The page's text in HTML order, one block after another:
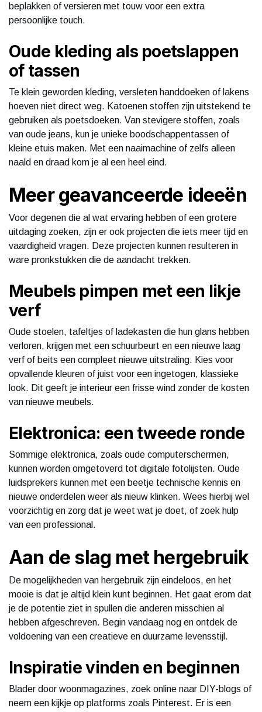
beplakken of versieren met touw voor een extra
persoonlijke touch.
Oude kleding als poetslappen
of tassen
Te klein geworden kleding, versleten handdoeken of lakens
hoeven niet direct weg. Katoenen stoffen zijn uitstekend te
gebruiken als poetsdoeken. Van stevigere stoffen, zoals
van oude jeans, kun je unieke boodschappentassen of
kleine etuis maken. Met een naaimachine of zelfs alleen
naald en draad kom je al een heel eind.
Meer geavanceerde ideeën
Voor degenen die al wat ervaring hebben of een grotere
uitdaging zoeken, zijn er ook projecten die iets meer tijd en
vaardigheid vragen. Deze projecten kunnen resulteren in
ware pronkstukken die de aandacht trekken.
Meubels pimpen met een likje
verf
Oude stoelen, tafeltjes of ladekasten die hun glans hebben
verloren, krijgen met een schuurbeurt en een nieuwe laag
verf of beits een compleet nieuwe uitstraling. Kies voor
opvallende kleuren of juist voor een ingetogen, klassieke
look. Dit geeft je interieur een frisse wind zonder de kosten
van nieuwe meubels.
Elektronica: een tweede ronde
Sommige elektronica, zoals oude computerschermen,
kunnen worden omgetoverd tot digitale fotolijsten. Oude
luidsprekers kunnen met een beetje technische kennis en
nieuwe onderdelen weer als nieuw klinken. Wees hierbij wel
voorzichtig en zorg dat je weet wat je doet, of zoek hulp
van een professional.
Aan de slag met hergebruik
De mogelijkheden van hergebruik zijn eindeloos, en het
mooie is dat je altijd klein kunt beginnen. Het gaat erom dat
je de potentie ziet in spullen die anderen misschien al
hebben afgeschreven. Begin vandaag nog en ontdek de
voldoening van een creatieve en duurzame levensstijl.
Inspiratie vinden en beginnen
Blader door woonmagazines, zoek online naar DIY-blogs of
neem een kijkje op platforms zoals Pinterest. Er is een